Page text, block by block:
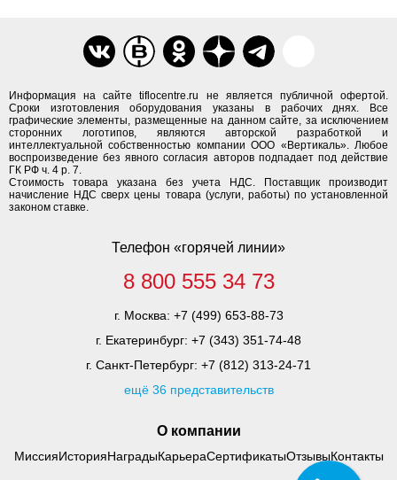
О компании
МиссияИсторияНаградыКарьераСертификатыОтзывыКонтакты
Информация на сайте tiflocentre.ru не является публичной офертой.
Сроки изготовления оборудования указаны в рабочих днях. Все
графические элементы, размещенные на данном сайте, за исключением
сторонних логотипов, являются авторской разработкой и
интеллектуальной собственностью компании ООО «Вертикаль». Любое
воспроизведение без явного согласия авторов подпадает под действие
ГК РФ ч. 4 р. 7.
Стоимость товара указана без учета НДС. Поставщик производит
начисление НДС сверх цены товара (услуги, работы) по установленной
законом ставке.
Телефон «горячей линии»
8 800 555 34 73
г. Москва: +7 (499) 653-88-73
г. Екатеринбург: +7 (343) 351-74-48
г. Санкт-Петербург: +7 (812) 313-24-71
ещё 36 представительств